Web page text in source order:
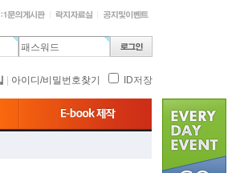
아이디/비밀번호찾기 ID저장